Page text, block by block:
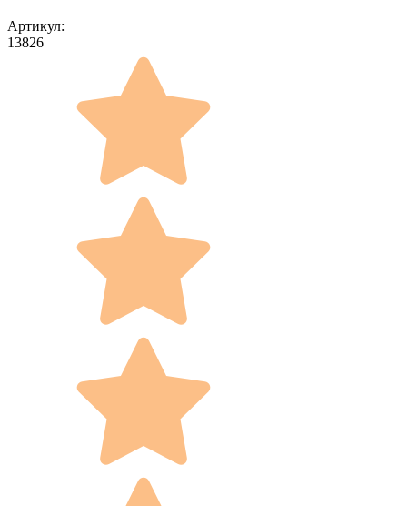
Артикул:
13826